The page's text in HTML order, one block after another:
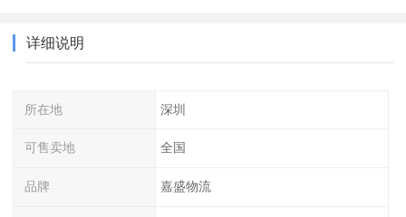
详细说明
所在地 深圳
可售卖地 全国
品牌 嘉盛物流